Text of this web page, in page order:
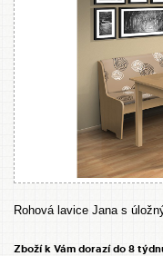
Rohová lavice Jana s
Zboží k Vám dorazí do 8